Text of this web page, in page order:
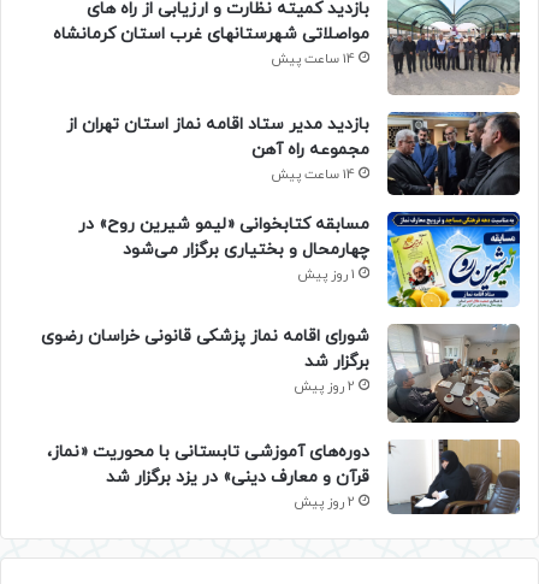
بازدید کمیته نظارت و ارزیابی از راه های
مواصلاتی شهرستانهای غرب استان کرمانشاه
14 ساعت پیش
بازدید مدیر ستاد اقامه نماز استان تهران از
مجموعه راه آهن
14 ساعت پیش
مسابقه کتابخوانی «لیمو شیرین روح» در
چهارمحال و بختیاری برگزار می‌شود
1 روز پیش
شورای اقامه نماز پزشکی قانونی خراسان رضوی
برگزار شد
2 روز پیش
دوره‌های آموزشی تابستانی با محوریت «نماز،
قرآن و معارف دینی» در یزد برگزار شد
2 روز پیش